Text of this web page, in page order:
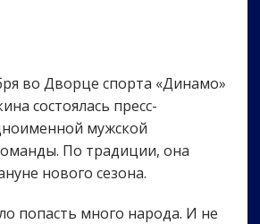
во Дворце спорта «Динамо»
состоялась пресс-
мужской
По традиции, она
нового сезона.
попасть много народа. И не